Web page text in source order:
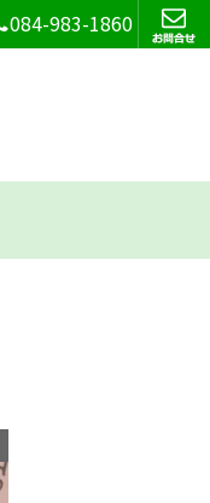
084-983-1860